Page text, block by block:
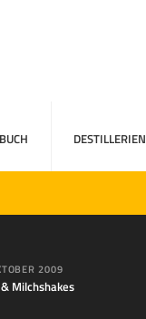
DESTILLERIEN
2009
Milchshakes